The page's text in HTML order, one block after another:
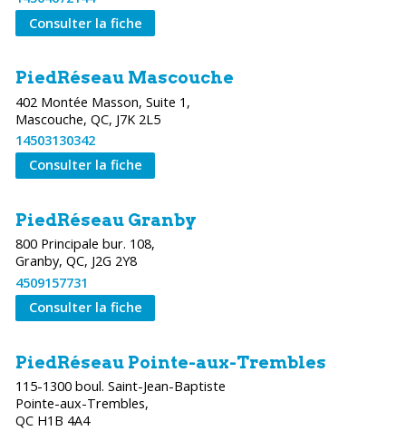
Consulter la fiche
PiedRéseau Mascouche
402 Montée Masson, Suite 1,
Mascouche, QC, J7K 2L5
14503130342
Consulter la fiche
PiedRéseau Granby
800 Principale bur. 108,
Granby, QC, J2G 2Y8
4509157731
Consulter la fiche
PiedRéseau Pointe-aux-Trembles
115-1300 boul. Saint-Jean-Baptiste
Pointe-aux-Trembles,
QC H1B 4A4